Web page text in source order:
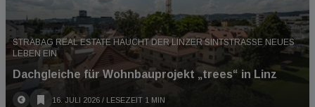
STRABAG REAL ESTATE HAUCHT DER LINZER SINTSTRASSE NEUES L
EBEN EIN
Dachgleiche für Wohnbauprojekt „trees“ in Linz
16. JULI 2026 / LESEZEIT 1 MIN